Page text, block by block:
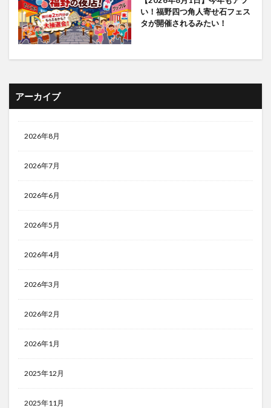
い！福野四つ角人寄せ石フェス
タが開催されるみたい！
アーカイブ
2026年8月
2026年7月
2026年6月
2026年5月
2026年4月
2026年3月
2026年2月
2026年1月
2025年12月
2025年11月